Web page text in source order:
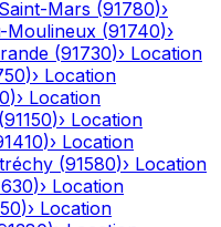
Mars (91780)›
Moulineux (91740)›
(91730)› Location
)› Location
)› Location
(91150)› Location
)› Location
(91580)› Location
)› Location
)› Location